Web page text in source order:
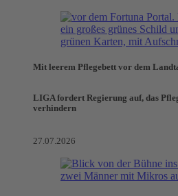
Mit leerem Pflegebett vor dem
LIGA fordert Regierung auf, das
verhindern
27.07.2026